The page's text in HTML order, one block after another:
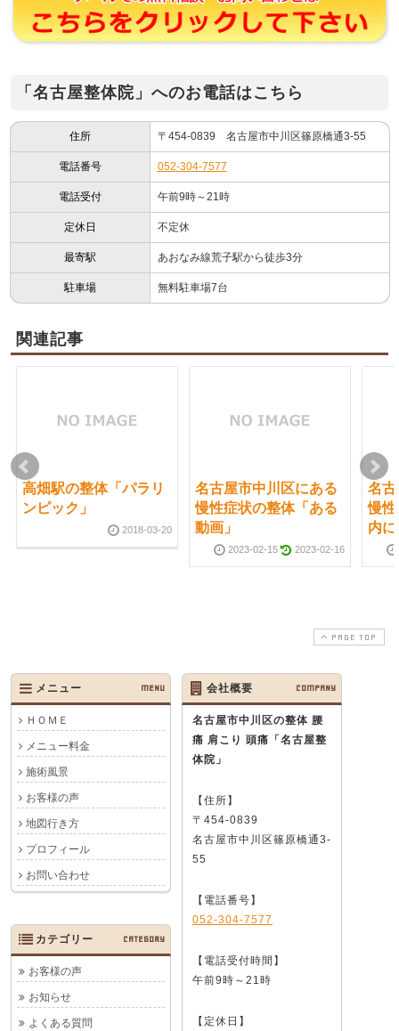
「名古屋整体院」へのお電話はこちら
住所 〒454-0839 名古屋市中川区篠原橋通3-55
電話番号 052-304-7577
電話受付 午前9時～21時
定休日 不定休
最寄駅 あおなみ線荒子駅から徒歩3分
駐車場 無料駐車場7台
関連記事
高畑駅の整体「パラリ
ンピック」
2018-03-20
名古屋市中川区にある
慢性症状の整体「ある
動画」
2023-02-15 2023-02-16
名
慢
内
PAGE TOP
メニュー MENU
ＨＯＭＥ
メニュー料金
施術風景
お客様の声
地図行き方
プロフィール
お問い合わせ
会社概要 COMPANY
名古屋市中川区の整体 腰
痛 肩こり 頭痛 「名古屋整
体院」
【住所】
〒454-0839
名古屋市中川区篠原橋通3-
55
【電話番号】
052-304-7577
【電話受付時間】
午前9時～21時
【定休日】
カテゴリー CATEGORY
お客様の声
お知らせ
よくある質問